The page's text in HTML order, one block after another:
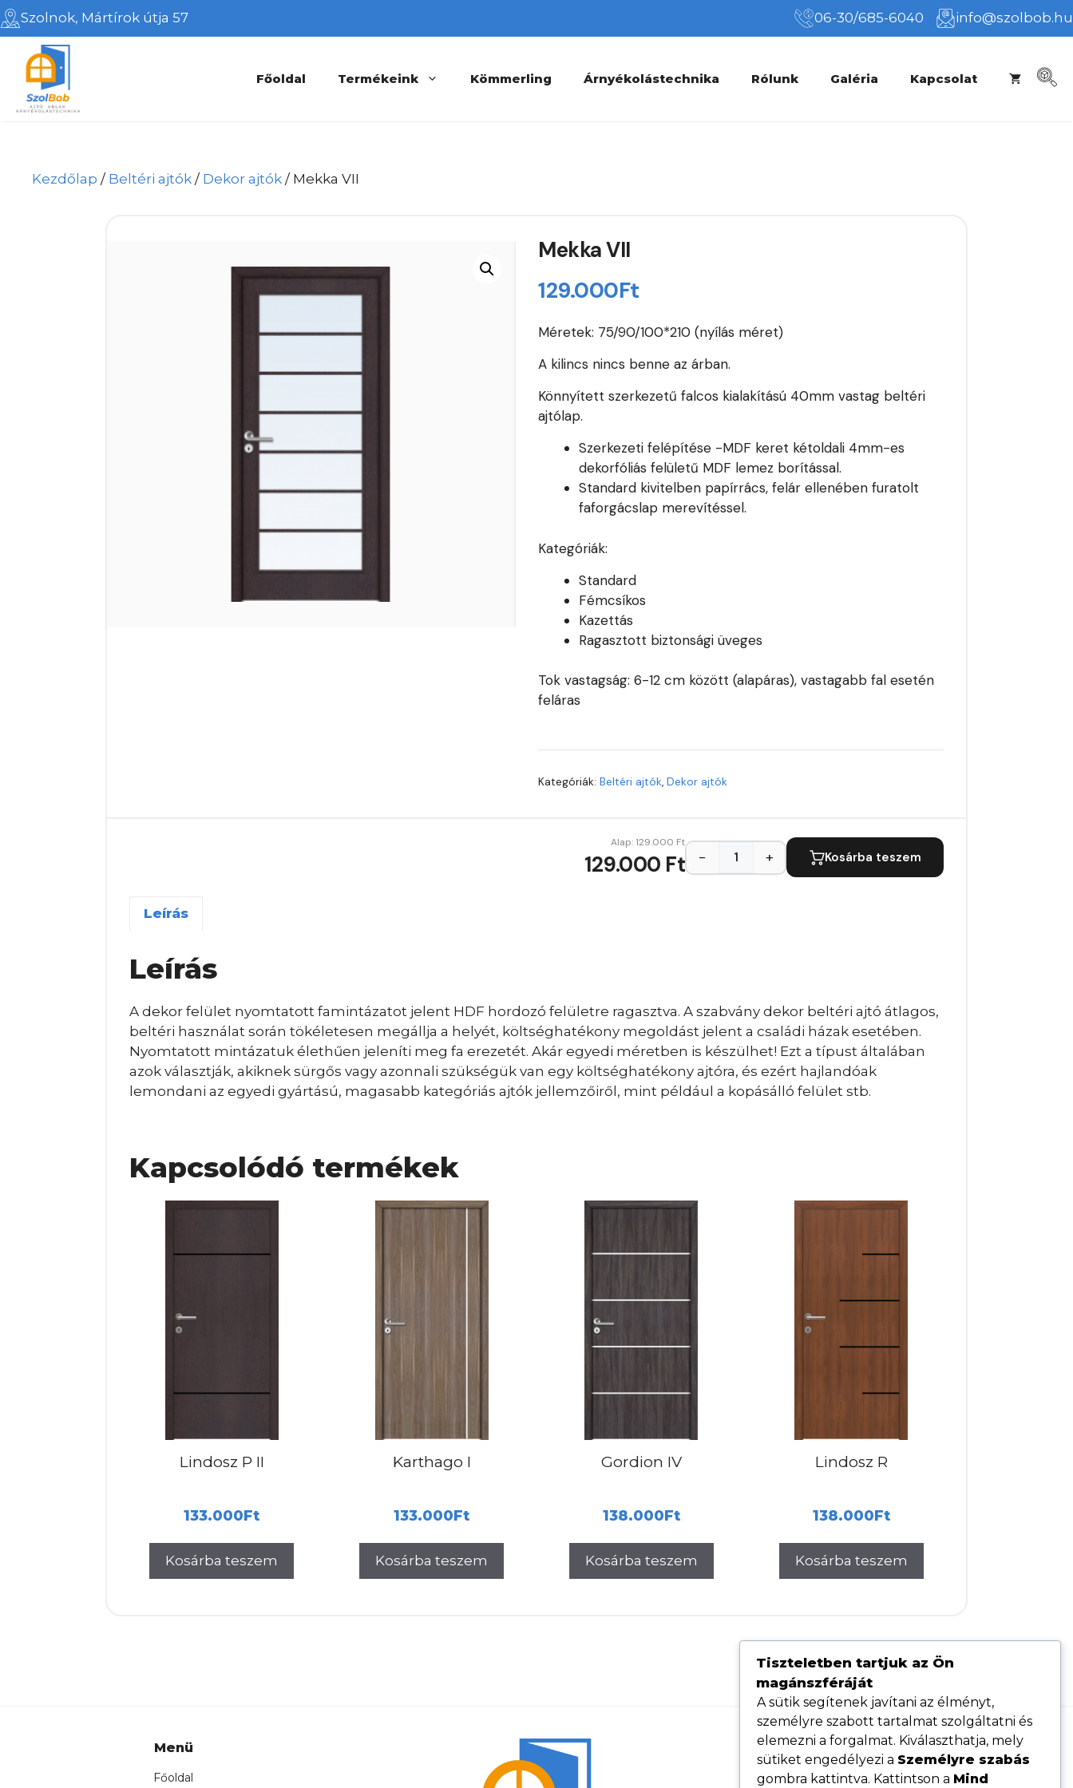
Kilépés
a
tartalomba
Szolnok, Mártírok útja 57 06-30/685-6040 info@szolbob.hu
Főoldal Termékeink Kömmerling Árnyékolástechnika Rólunk Galéria Kapcsolat
Kezdőlap / Beltéri ajtók / Dekor ajtók / Mekka VII
Mekka VII
129.000Ft
Méretek: 75/90/100*210 (nyílás méret)
A kilincs nincs benne az árban.
Könnyített szerkezetű falcos kialakítású 40mm vastag beltéri
ajtólap.
Szerkezeti felépítése -MDF keret kétoldali 4mm-es
dekorfóliás felületű MDF lemez borítással.
Standard kivitelben papírrács, felár ellenében furatolt
faforgácslap merevítéssel.
Kategóriák:
Standard
Fémcsíkos
Kazettás
Ragasztott biztonsági üveges
Tok vastagság: 6-12 cm között (alapáras), vastagabb fal esetén
feláras
Kategóriák:Beltéri ajtók,Dekor ajtók
Alap:129.000 Ft
129.000 Ft − + Kosárba teszem
Leírás
Leírás
A dekor felület nyomtatott famintázatot jelent HDF hordozó felületre ragasztva. A szabvány dekor beltéri ajtó átlagos,
beltéri használat során tökéletesen megállja a helyét, költséghatékony megoldást jelent a családi házak esetében.
Nyomtatott mintázatuk élethűen jeleníti meg fa erezetét. Akár egyedi méretben is készülhet! Ezt a típust általában
azok választják, akiknek sürgős vagy azonnali szükségük van egy költséghatékony ajtóra, és ezért hajlandóak
lemondani az egyedi gyártású, magasabb kategóriás ajtók jellemzőiről, mint például a kopásálló felület stb.
Kapcsolódó termékek
Lindosz P II
133.000Ft
Kosárba teszem
Karthago I
133.000Ft
Kosárba teszem
Gordion IV
138.000Ft
Kosárba teszem
Lindosz R
138.000Ft
Kosárba teszem
Menü
Főoldal
Hasznos linkek
Adatvédelmi tájékoztató
Tiszteletben tartjuk az Ön
magánszféráját
A sütik segítenek javítani az élményt,
személyre szabott tartalmat szolgáltatni és
elemezni a forgalmat. Kiválaszthatja, mely
sütiket engedélyezi a Személyre szabás
gombra kattintva. Kattintson a Mind